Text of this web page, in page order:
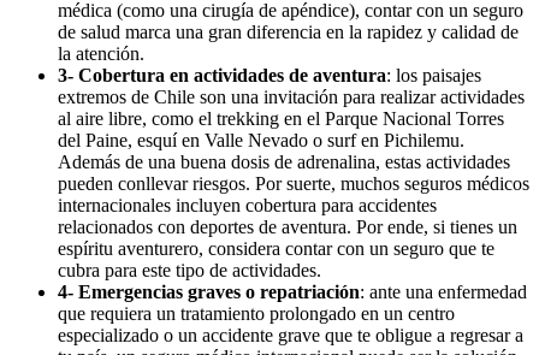
médica (como una cirugía de apéndice), contar con un seguro
de salud marca una gran diferencia en la rapidez y calidad de
la atención.
3- Cobertura en actividades de aventura: los paisajes
extremos de Chile son una invitación para realizar actividades
al aire libre, como el trekking en el Parque Nacional Torres
del Paine, esquí en Valle Nevado o surf en Pichilemu.
Además de una buena dosis de adrenalina, estas actividades
pueden conllevar riesgos. Por suerte, muchos seguros médicos
internacionales incluyen cobertura para accidentes
relacionados con deportes de aventura. Por ende, si tienes un
espíritu aventurero, considera contar con un seguro que te
cubra para este tipo de actividades.
4- Emergencias graves o repatriación: ante una enfermedad
que requiera un tratamiento prolongado en un centro
especializado o un accidente grave que te obligue a regresar a